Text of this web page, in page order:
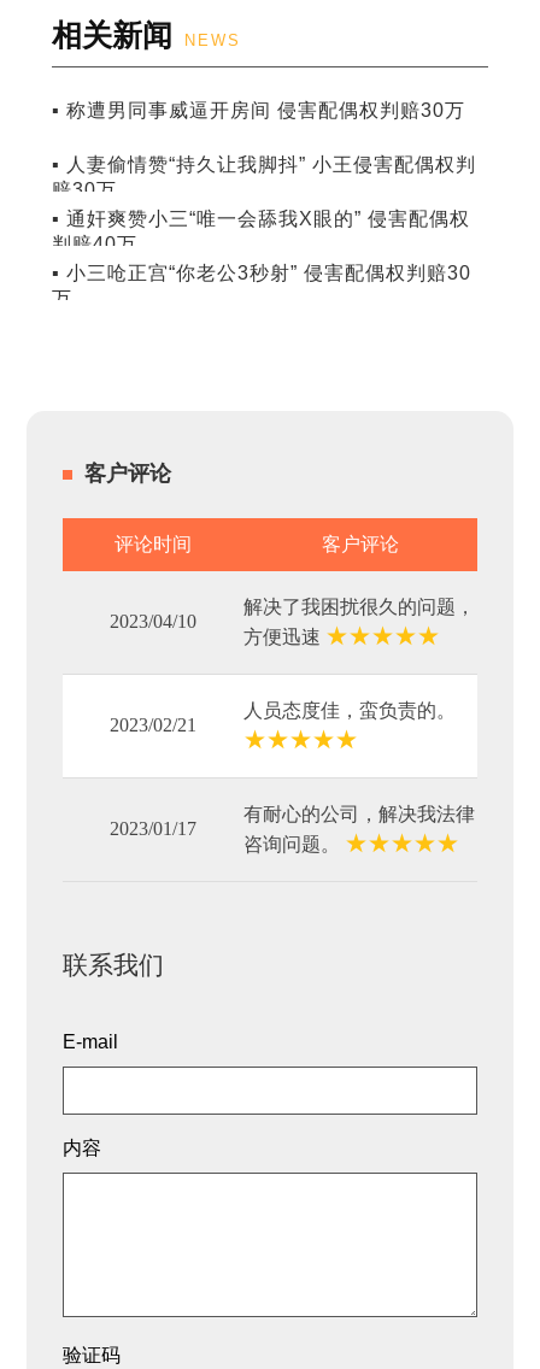
相关新闻 NEWS
▪ 称遭男同事威逼开房间 侵害配偶权判赔30万
▪ 人妻偷情赞“持久让我脚抖” 小王侵害配偶权判
赔30万
▪ 通奸爽赞小三“唯一会舔我X眼的” 侵害配偶权
判赔40万
▪ 小三呛正宫“你老公3秒射” 侵害配偶权判赔30
万
客户评论
评论时间 客户评论
2023/04/10
解决了我困扰很久的问题，
方便迅速 ★★★★★
2023/02/21
人员态度佳，蛮负责的。
★★★★★
2023/01/17
有耐心的公司，解决我法律
咨询问题。 ★★★★★
联系我们
E-mail
内容
验证码